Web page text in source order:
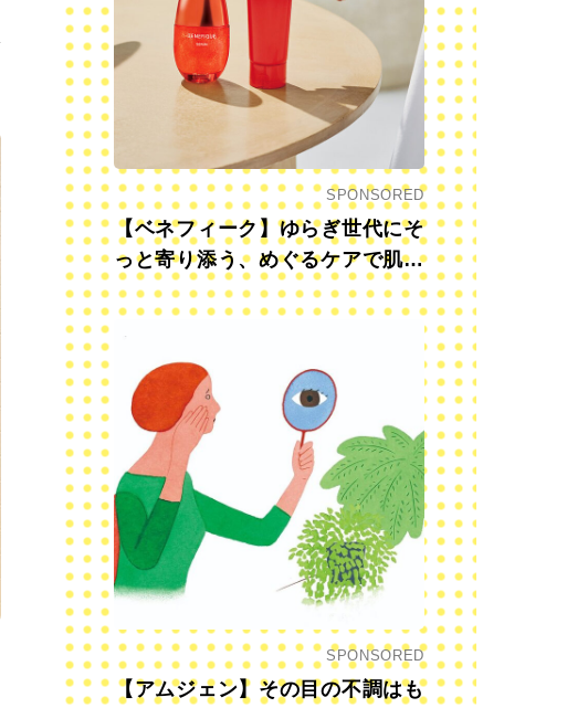
SPONSORED
【ベネフィーク】ゆらぎ世代にそ
っと寄り添う、めぐるケアで肌も
心も前向きに
SPONSORED
【アムジェン】その目の不調はも